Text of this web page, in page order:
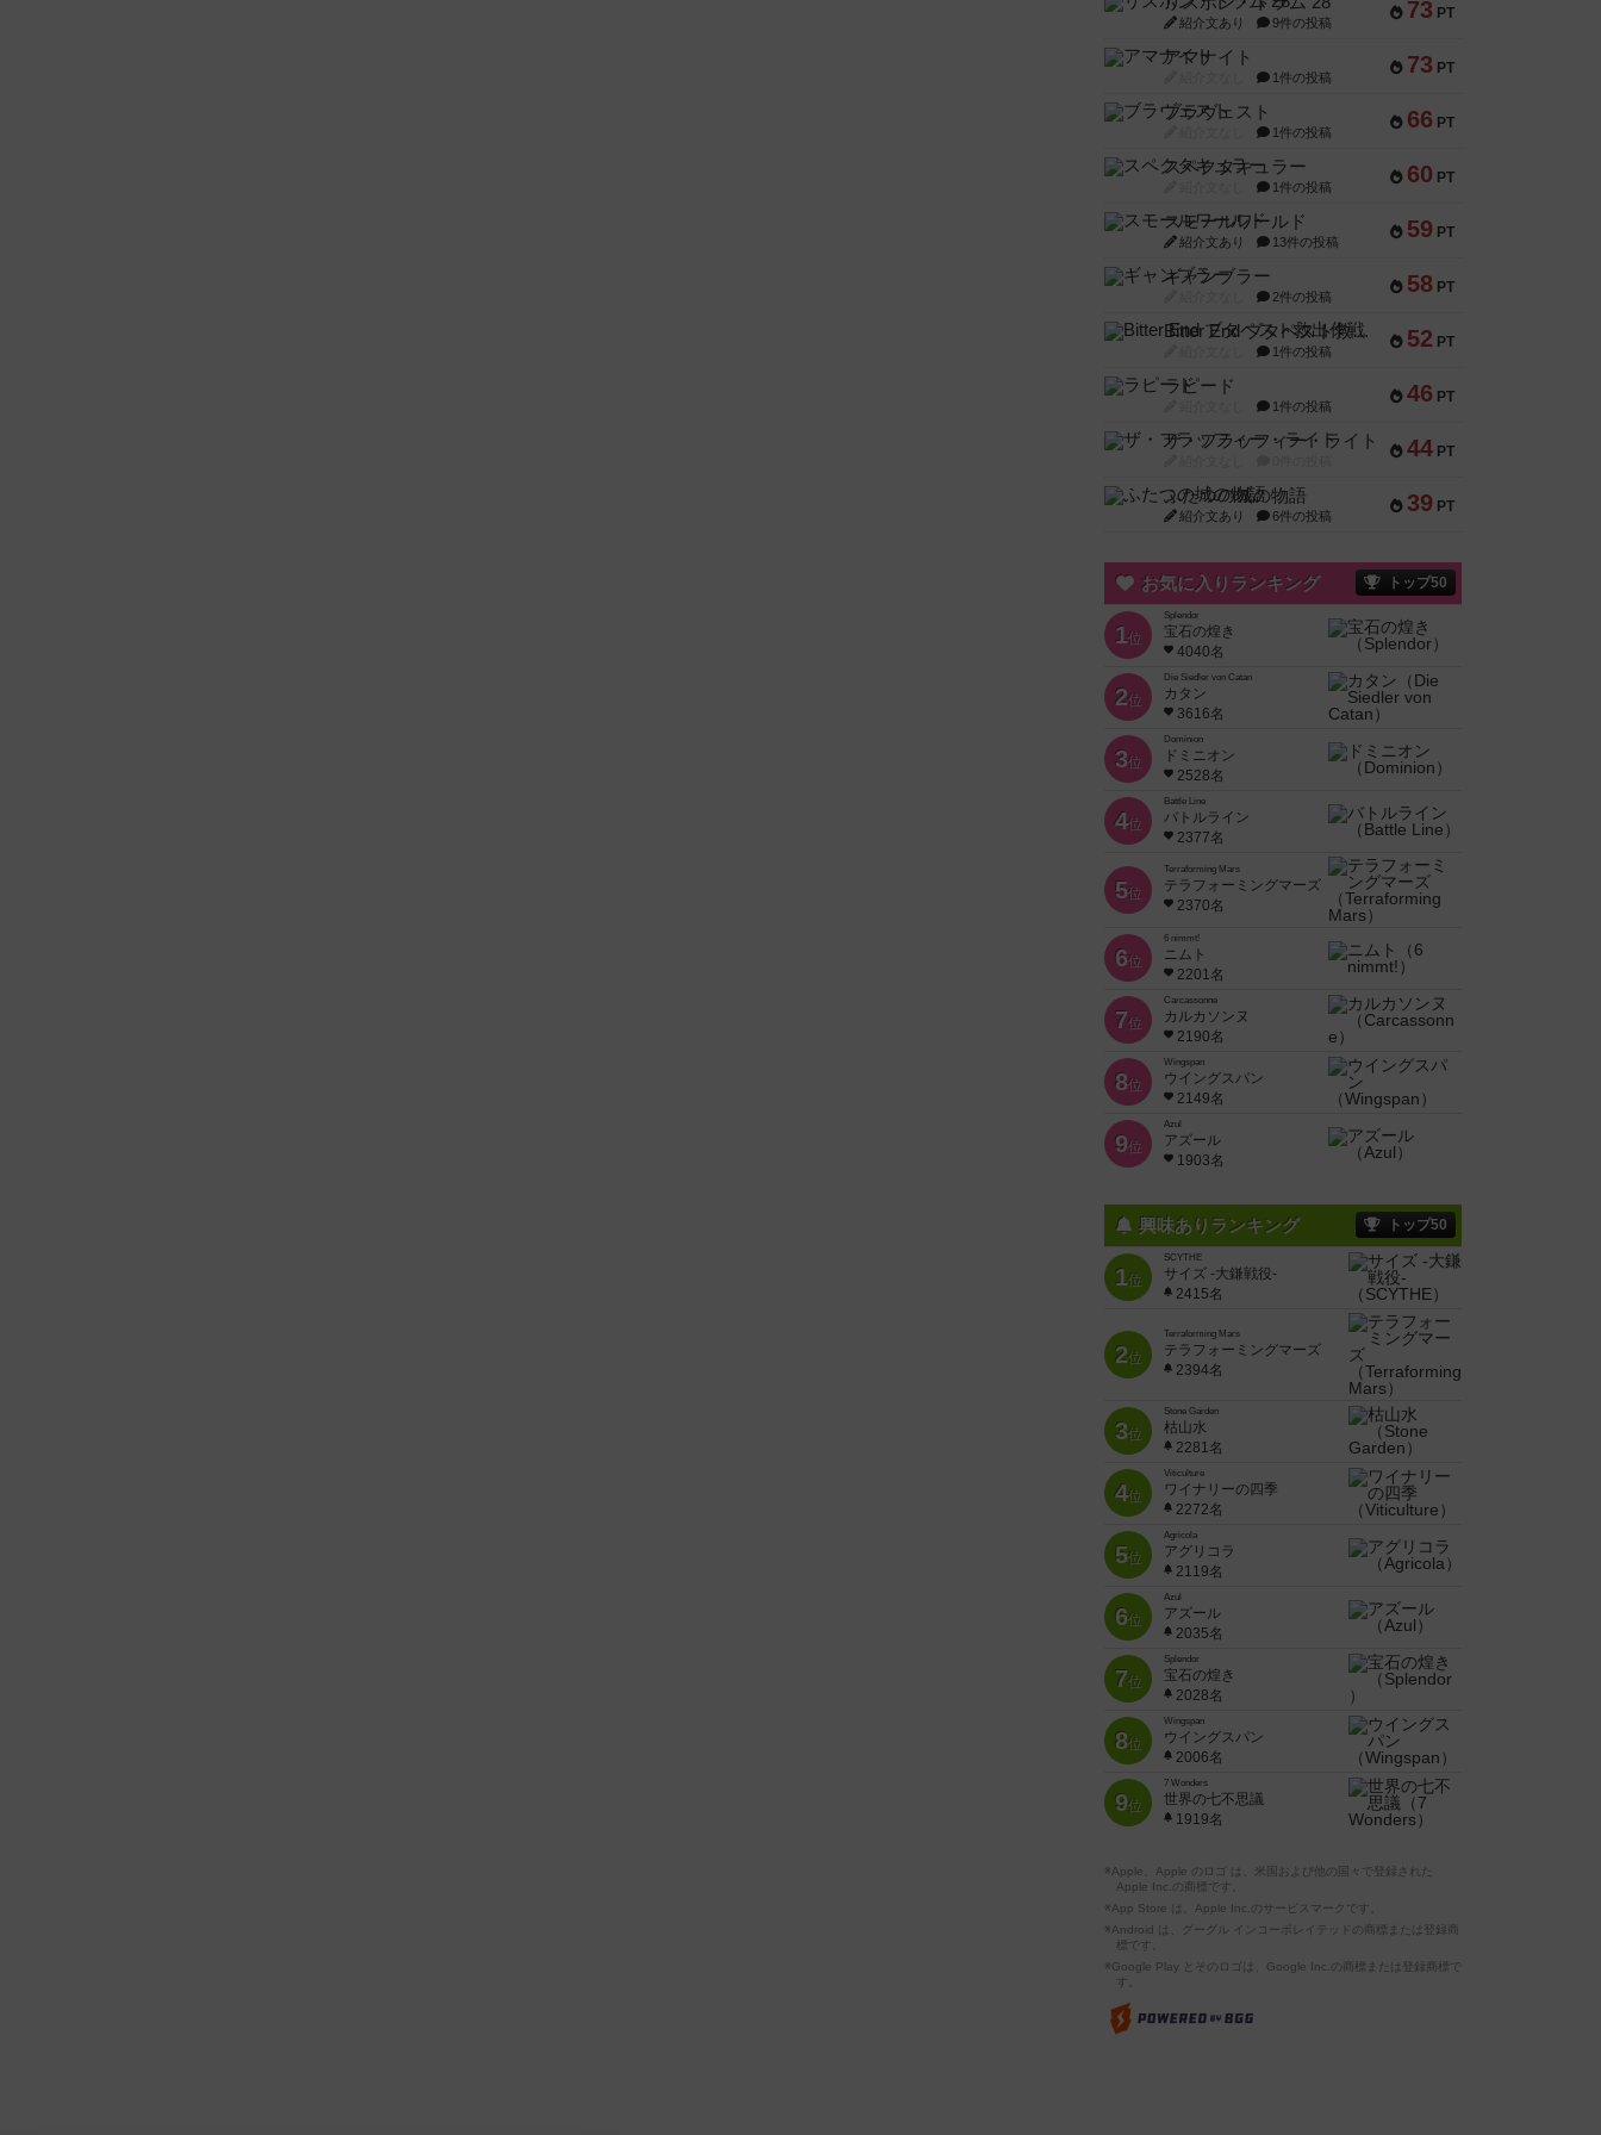
73 PT
紹介文あり 9件の投稿
73 PT
アマナイト
1件の投稿
66 PT
ブラヴェスト
1件の投稿
60 PT
スペクタキュラー
1件の投稿
59 PT
スモールワールド
紹介文あり 13件の投稿
58 PT
ギャンブラー
2件の投稿
52 PT
Bitter End ブタペスト救出作戦
1件の投稿
46 PT
ラピード
1件の投稿
44 PT
ザ・フラッフィー・ライト
39 PT
ふたつの城の物語
紹介文あり 6件の投稿
お気に入りランキング トップ50
1位
Splendor
宝石の煌き
4040名
2位
Die Siedler von Catan
カタン
3616名
3位
Dominion
ドミニオン
2528名
4位
Battle Line
バトルライン
2377名
5位
Terraforming Mars
テラフォーミングマーズ
2370名
6位
6 nimmt!
ニムト
2201名
7位
Carcassonne
カルカソンヌ
2190名
8位
Wingspan
ウイングスパン
2149名
9位
Azul
アズール
1903名
興味ありランキング トップ50
1位
SCYTHE
サイズ -大鎌戦役-
2415名
2位
Terraforming Mars
テラフォーミングマーズ
2394名
3位
Stone Garden
枯山水
2281名
4位
Viticulture
ワイナリーの四季
2272名
5位
Agricola
アグリコラ
2119名
6位
Azul
アズール
2035名
7位
Splendor
宝石の煌き
2028名
8位
Wingspan
ウイングスパン
2006名
9位
7 Wonders
世界の七不思議
1919名
※Apple、Apple のロゴ は、米国および他の国々で登録された
Apple Inc.の商標です。
※App Store は、Apple Inc.のサービスマークです。
※Android は、グーグル インコーポレイテッドの商標または登録商
標です。
※Google Play とそのロゴは、Google Inc.の商標または登録商標で
す。